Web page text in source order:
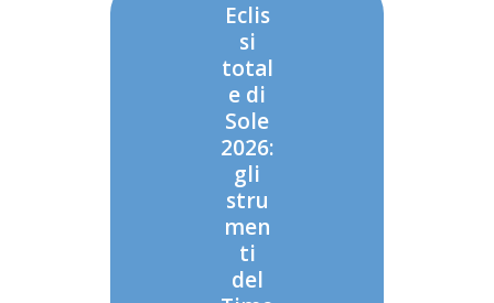
Eclis
si
total
e di
Sole
2026:
gli
stru
men
ti
del